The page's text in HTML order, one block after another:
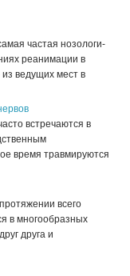
частая нозо­логи­
реанимации в
ведущих мест в
встречаются в
время травмируются
всего
в многообразных
друга и